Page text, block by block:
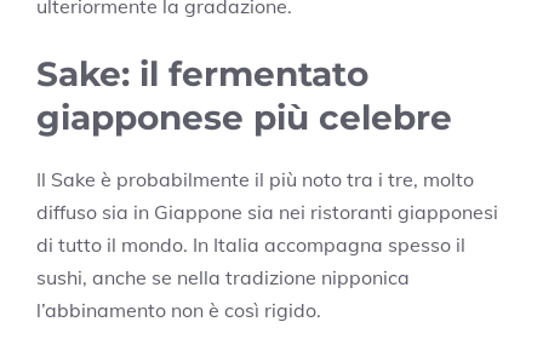
ulteriormente la gradazione.
Sake: il fermentato
giapponese più celebre
Il Sake è probabilmente il più noto tra i tre, molto
diffuso sia in Giappone sia nei ristoranti giapponesi
di tutto il mondo. In Italia accompagna spesso il
sushi, anche se nella tradizione nipponica
l’abbinamento non è così rigido.